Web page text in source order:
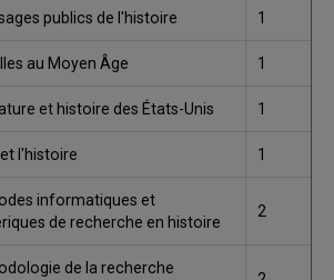
publics de l'histoire 1
au Moyen Âge 1
et histoire des États-Unis 1
l'histoire 1
informatiques et
de recherche en histoire
2
de la recherche